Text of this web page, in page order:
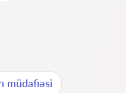
müdafiəsi